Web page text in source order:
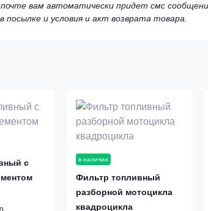
почте вам автоматически придет смс
посылке и условия и акт возврата товара.
с
в наличии
Фильтр топливный
разборной мотоцикла
квадроцикла